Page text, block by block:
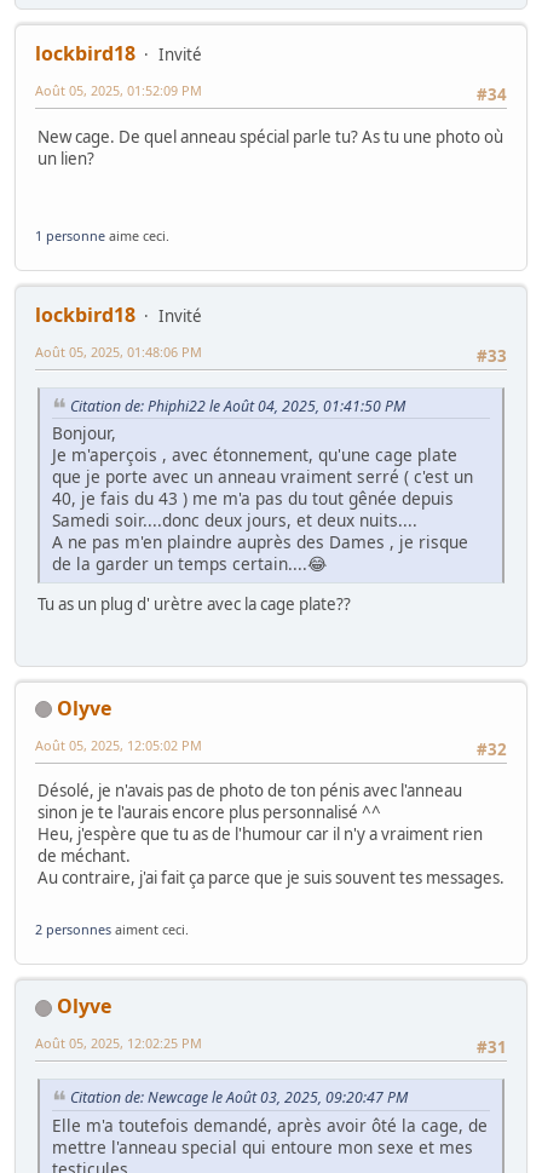
lockbird18
Invité
#34
Août 05, 2025, 01:52:09 PM
New cage. De quel anneau spécial parle tu? As tu une photo où
un lien?
1 personne aime ceci.
lockbird18
Invité
#33
Août 05, 2025, 01:48:06 PM
Citation de: Phiphi22 le Août 04, 2025, 01:41:50 PM
Bonjour,
Je m'aperçois , avec étonnement, qu'une cage plate
que je porte avec un anneau vraiment serré ( c'est un
40, je fais du 43 ) me m'a pas du tout gênée depuis
Samedi soir....donc deux jours, et deux nuits....
A ne pas m'en plaindre auprès des Dames , je risque
de la garder un temps certain....😂
Tu as un plug d' urètre avec la cage plate??
Olyve
#32
Août 05, 2025, 12:05:02 PM
Désolé, je n'avais pas de photo de ton pénis avec l'anneau
sinon je te l'aurais encore plus personnalisé ^^
Heu, j'espère que tu as de l'humour car il n'y a vraiment rien
de méchant.
Au contraire, j'ai fait ça parce que je suis souvent tes messages.
2 personnes aiment ceci.
Olyve
#31
Août 05, 2025, 12:02:25 PM
Citation de: Newcage le Août 03, 2025, 09:20:47 PM
Elle m'a toutefois demandé, après avoir ôté la cage, de
mettre l'anneau special qui entoure mon sexe et mes
testicules.